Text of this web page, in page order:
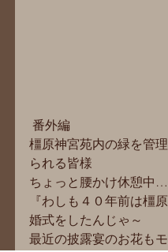
番外編
橿原神宮苑内の緑を管
られる皆様
ちょっと腰かけ休憩中…
『わしも４０年前は橿
婚式をしたんじゃ～
最近の披露宴のお花も